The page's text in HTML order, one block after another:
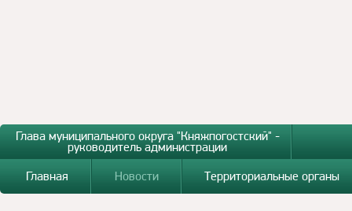
Глава муниципального округа "Княжпогостский" -
руководитель администрации
Главная
Новости Территориальные органы